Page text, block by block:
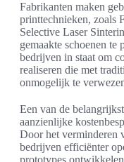
Fabrikanten maken
printtechnieken, zoals
Selective Laser
gemaakte schoenen te
bedrijven in staat om
realiseren die met
onmogelijk te
Een van de
aanzienlijke
Door het verminderen
bedrijven efficiënter